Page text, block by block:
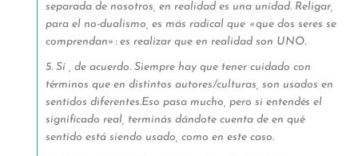
separada de nosotros, en realidad es una unidad. Religar,
para el no-dualismo, es más radical que «que dos seres se
comprendan»: es realizar que en realidad son UNO.
5. Sí , de acuerdo. Siempre hay que tener cuidado con
términos que en distintos autores/culturas, son usados en
sentidos diferentes.Eso pasa mucho, pero si entendés el
significado real, terminás dándote cuenta de en qué
sentido está siendo usado, como en este caso.